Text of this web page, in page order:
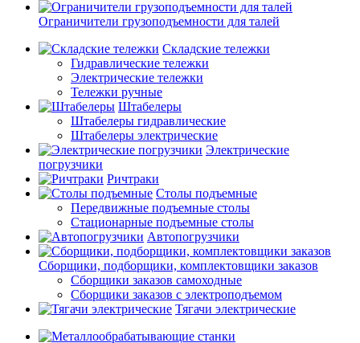
Ограничители грузоподъемности для талей
Складские тележки
Гидравлические тележки
Электрические тележки
Тележки ручные
Штабелеры
Штабелеры гидравлические
Штабелеры электрические
Электрические
погрузчики
Ричтраки
Столы подъемные
Передвижные подъемные столы
Стационарные подъемные столы
Автопогрузчики
Сборщики, подборщики, комплектовщики заказов
Сборщики заказов самоходные
Сборщики заказов с электроподъемом
Тягачи электрические